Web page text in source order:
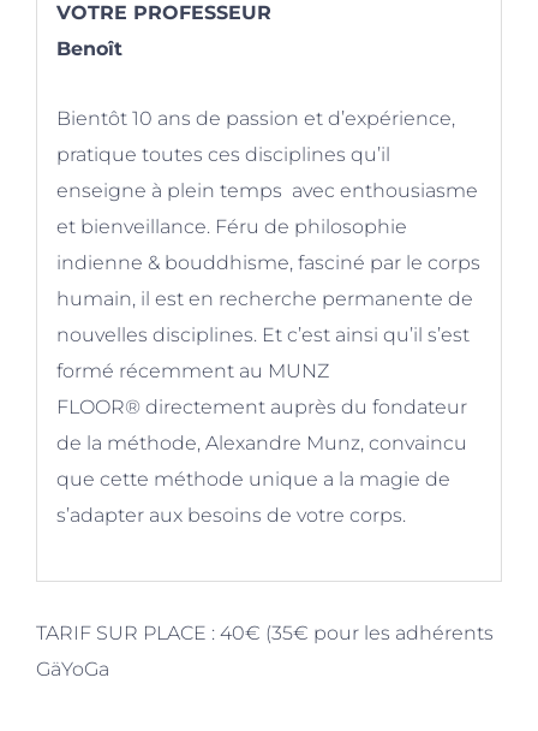
VOTRE PROFESSEUR
Benoît
Bientôt 10 ans de passion et d’expérience,
pratique toutes ces disciplines qu’il
enseigne à plein temps avec enthousiasme
et bienveillance. Féru de philosophie
indienne & bouddhisme, fasciné par le corps
humain, il est en recherche permanente de
nouvelles disciplines. Et c’est ainsi qu’il s’est
formé récemment au MUNZ
FLOOR® directement auprès du fondateur
de la méthode, Alexandre Munz, convaincu
que cette méthode unique a la magie de
s’adapter aux besoins de votre corps.
TARIF SUR PLACE : 40€ (35€ pour les adhérents
GäYoGa